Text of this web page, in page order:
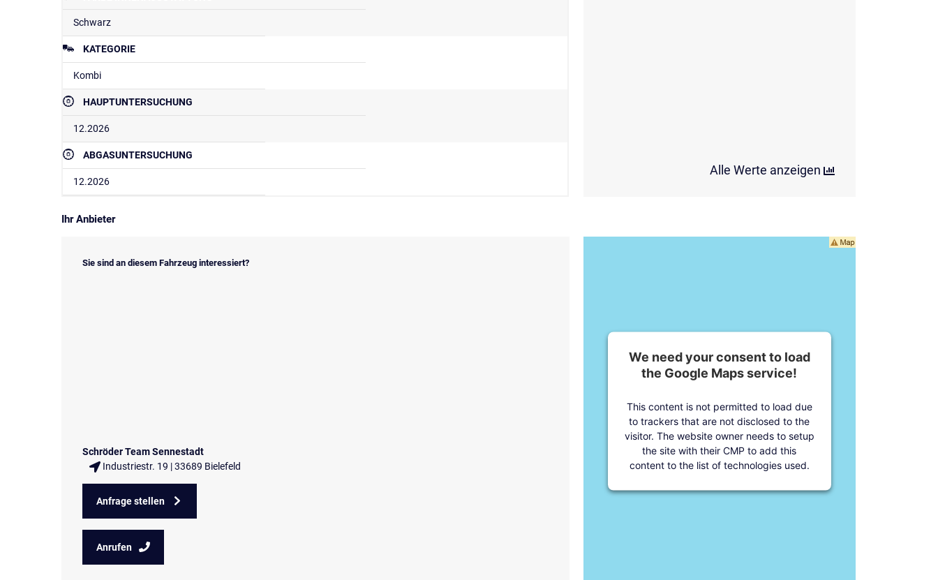
Schwarz
KATEGORIE
Kombi
HAUPTUNTERSUCHUNG
12.2026
ABGASUNTERSUCHUNG
12.2026
Alle Werte anzeigen
Ihr Anbieter
Sie sind an diesem Fahrzeug interessiert?
Schröder Team Sennestadt
Industriestr. 19 | 33689 Bielefeld
Anfrage stellen
Anrufen
We need your consent to load
the Google Maps service!
This content is not permitted to load due
to trackers that are not disclosed to the
visitor. The website owner needs to setup
the site with their CMP to add this
content to the list of technologies used.